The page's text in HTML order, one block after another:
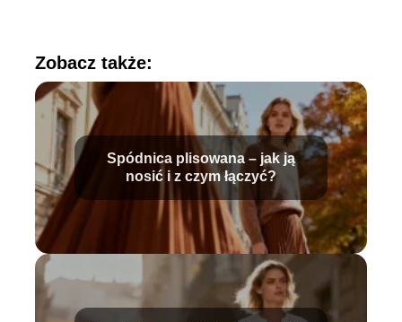
Zobacz także:
Spódnica plisowana – jak ją
nosić i z czym łączyć?